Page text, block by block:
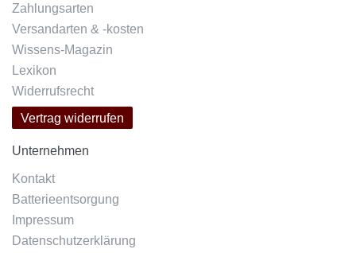
Zahlungsarten
Versandarten & -kosten
Wissens-Magazin
Lexikon
Widerrufsrecht
Vertrag widerrufen
Unternehmen
Kontakt
Batterieentsorgung
Impressum
Datenschutzerklärung